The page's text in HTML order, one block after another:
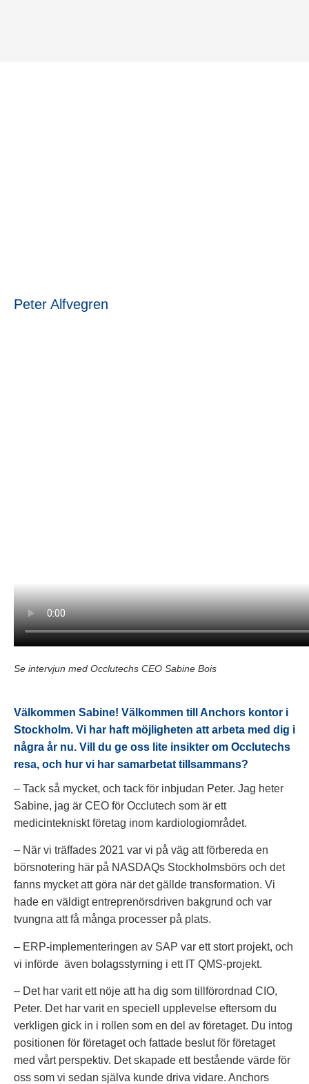
Peter Alfvegren
Se intervjun med Occlutechs CEO Sabine Bois
Välkommen Sabine! Välkommen till Anchors kontor i
Stockholm. Vi har haft möjligheten att arbeta med dig i
några år nu. Vill du ge oss lite insikter om Occlutechs
resa, och hur vi har samarbetat tillsammans?
– Tack så mycket, och tack för inbjudan Peter. Jag heter
Sabine, jag är CEO för Occlutech som är ett
medicintekniskt företag inom kardiologiområdet.
– När vi träffades 2021 var vi på väg att förbereda en
börsnotering här på NASDAQs Stockholmsbörs och det
fanns mycket att göra när det gällde transformation. Vi
hade en väldigt entreprenörsdriven bakgrund och var
tvungna att få många processer på plats.
– ERP-implementeringen av SAP var ett stort projekt, och
vi införde även bolagsstyrning i ett IT QMS-projekt.
– Det har varit ett nöje att ha dig som tillförordnad CIO,
Peter. Det har varit en speciell upplevelse eftersom du
verkligen gick in i rollen som en del av företaget. Du intog
positionen för företaget och fattade beslut för företaget
med vårt perspektiv. Det skapade ett bestående värde för
oss som vi sedan själva kunde driva vidare. Anchors